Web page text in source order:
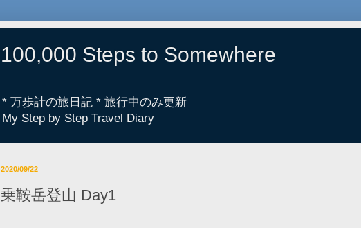
100,000 Steps to Somewhere
* 万歩計の旅日記 * 旅行中のみ更新
My Step by Step Travel Diary
2020/09/22
乗鞍岳登山 Day1